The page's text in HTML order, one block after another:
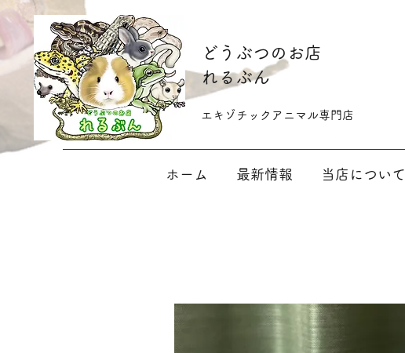
​どうぶつのお店
れるぶん
​​エキゾチックアニマル専門店
ホーム 最新情報 当店について